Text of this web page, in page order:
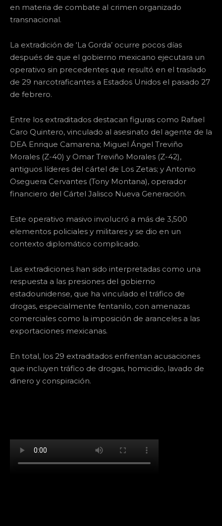
en materia de combate al crimen organizado
transnacional.
La extradición de ‘La Gorda’ ocurre pocos días
después de que el gobierno mexicano ejecutara un
operativo sin precedentes que resultó en el traslado
de 29 narcotraficantes a Estados Unidos el pasado 27
de febrero.
Entre los extraditados destacan figuras como Rafael
Caro Quintero, vinculado al asesinato del agente de la
DEA Enrique Camarena; Miguel Ángel Treviño
Morales (Z-40) y Omar Treviño Morales (Z-42),
antiguos líderes del cártel de Los Zetas; y Antonio
Oseguera Cervantes (Tony Montana), operador
financiero del Cártel Jalisco Nueva Generación.
Este operativo masivo involucró a más de 3,500
elementos policiales y militares y se dio en un
contexto diplomático complicado.
Las extradiciones han sido interpretadas como una
respuesta a las presiones del gobierno
estadounidense, que ha vinculado el tráfico de
drogas, especialmente fentanilo, con amenazas
comerciales como la imposición de aranceles a las
exportaciones mexicanas.
En total, los 29 extraditados enfrentan acusaciones
que incluyen tráfico de drogas, homicidio, lavado de
dinero y conspiración.